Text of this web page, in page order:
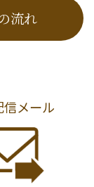
流れ
信メール